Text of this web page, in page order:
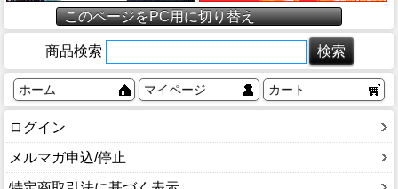
このページをPC用に切り替え
商品検索
ホーム マイページ カート
ログイン
メルマガ申込/停止